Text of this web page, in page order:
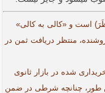
است و «کالی به کالی»
منتظر دریافت ثمن در
شده در بازار ثانوی
طور، چنانچه شرطی در ضمن